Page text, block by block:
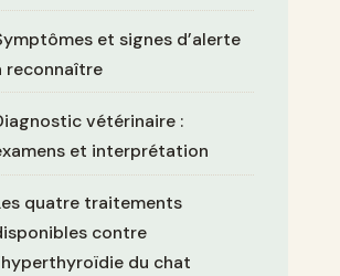
et signes d’alerte
reconnaître
vétérinaire :
et interprétation
quatre traitements
contre
du chat